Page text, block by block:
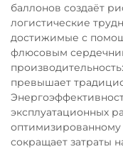
баллонов создаёт
логистические
достижимые с
флюсовым
превышает
эксплуатационных
сокращает затраты